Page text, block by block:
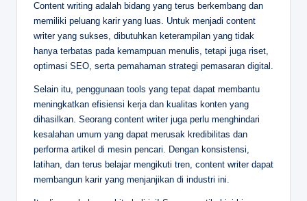
Content writing adalah bidang yang terus berkembang dan
memiliki peluang karir yang luas. Untuk menjadi content
writer yang sukses, dibutuhkan keterampilan yang tidak
hanya terbatas pada kemampuan menulis, tetapi juga riset,
optimasi SEO, serta pemahaman strategi pemasaran digital.
Selain itu, penggunaan tools yang tepat dapat membantu
meningkatkan efisiensi kerja dan kualitas konten yang
dihasilkan. Seorang content writer juga perlu menghindari
kesalahan umum yang dapat merusak kredibilitas dan
performa artikel di mesin pencari. Dengan konsistensi,
latihan, dan terus belajar mengikuti tren, content writer dapat
membangun karir yang menjanjikan di industri ini.